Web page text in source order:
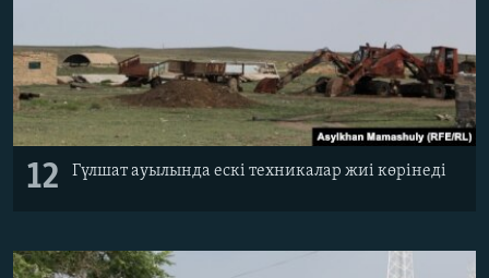
12 Гүлшат ауылында ескі техникалар жиі көрінеді